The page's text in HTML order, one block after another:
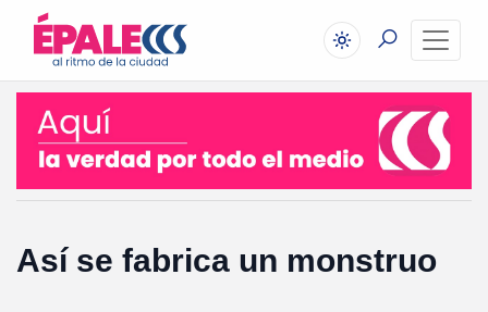
Así se fabrica un monstruo